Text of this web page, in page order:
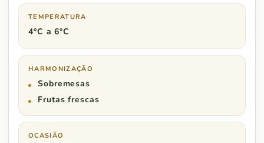
TEMPERATURA
4°C a 6°C
HARMONIZAÇÃO
Sobremesas
Frutas frescas
OCASIÃO